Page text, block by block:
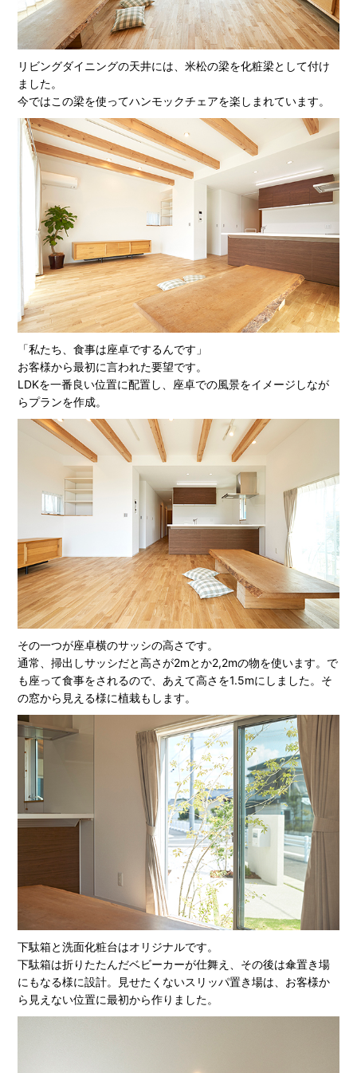
リビングダイニングの天井には、米松の梁を化粧梁として付け
ました。
今ではこの梁を使ってハンモックチェアを楽しまれています。
「私たち、食事は座卓でするんです」
お客様から最初に言われた要望です。
LDKを一番良い位置に配置し、座卓での風景をイメージしなが
らプランを作成。
その一つが座卓横のサッシの高さです。
通常、掃出しサッシだと高さが2mとか2,2mの物を使います。で
も座って食事をされるので、あえて高さを1.5mにしました。そ
の窓から見える様に植栽もします。
下駄箱と洗面化粧台はオリジナルです。
下駄箱は折りたたんだベビーカーが仕舞え、その後は傘置き場
にもなる様に設計。見せたくないスリッパ置き場は、お客様か
ら見えない位置に最初から作りました。